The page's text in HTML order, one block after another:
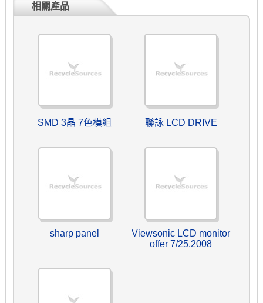
相關產品
SMD 3晶 7色模組 聯詠 LCD DRIVE
sharp panel
Viewsonic LCD monitor
offer 7/25.2008